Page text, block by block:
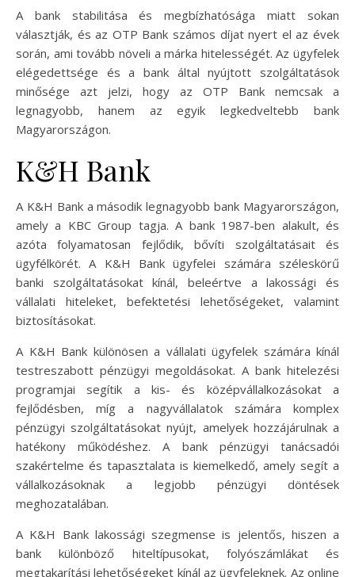
A bank stabilitása és megbízhatósága miatt sokan
választják, és az OTP Bank számos díjat nyert el az évek
során, ami tovább növeli a márka hitelességét. Az ügyfelek
elégedettsége és a bank által nyújtott szolgáltatások
minősége azt jelzi, hogy az OTP Bank nemcsak a
legnagyobb, hanem az egyik legkedveltebb bank
Magyarországon.
K&H Bank
A K&H Bank a második legnagyobb bank Magyarországon,
amely a KBC Group tagja. A bank 1987-ben alakult, és
azóta folyamatosan fejlődik, bővíti szolgáltatásait és
ügyfélkörét. A K&H Bank ügyfelei számára széleskörű
banki szolgáltatásokat kínál, beleértve a lakossági és
vállalati hiteleket, befektetési lehetőségeket, valamint
biztosításokat.
A K&H Bank különösen a vállalati ügyfelek számára kínál
testreszabott pénzügyi megoldásokat. A bank hitelezési
programjai segítik a kis- és középvállalkozásokat a
fejlődésben, míg a nagyvállalatok számára komplex
pénzügyi szolgáltatásokat nyújt, amelyek hozzájárulnak a
hatékony működéshez. A bank pénzügyi tanácsadói
szakértelme és tapasztalata is kiemelkedő, amely segít a
vállalkozásoknak a legjobb pénzügyi döntések
meghozatalában.
A K&H Bank lakossági szegmense is jelentős, hiszen a
bank különböző hiteltípusokat, folyószámlákat és
megtakarítási lehetőségeket kínál az ügyfeleknek. Az online